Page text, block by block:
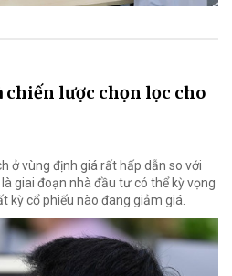
lược chọn lọc cho
ở vùng định giá rất hấp dẫn so với
giai đoạn nhà đầu tư có thể kỳ vọng
kỳ cổ phiếu nào đang giảm giá.